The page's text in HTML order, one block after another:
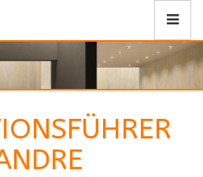
Scroll